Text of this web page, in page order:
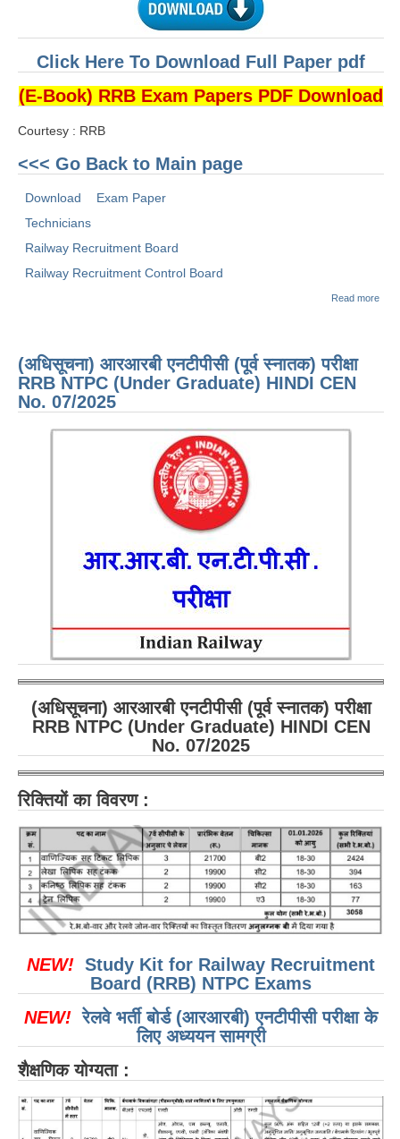
ALP Model Questions
ALP Notification
Psychological Tests
RRB NTPC
RRB NTPC PDF Notes
RRB NTPC PAPERS
RRB NTPC (CBT-1) Exam
RRB NTPC Eligibility
RRB NTPC Medical Standards
RRB NTPC रेल्वे भर्ती बोर्ड
RRB Junior Engineer Papers
Group-D Exam Paper
रेलवे ग्रुप -डी परीक्षा
PAPERS
RRB NTPC (Tier-1) Papers
RRB NTPC (Tier-2) Papers
RRB NTPC (Tier-1) परीक्षा पेपर
RRB ALP Exam Papers
ALP Psychological Tests
Mock Test for Junior Engineers
RRB Online Exams Sample Test
GK Papers
PARAMEDICAL
PARAMEDICAL PDF Study Notes
PARAMEDICAL Syllabus
Click Here To Download Full Paper pdf
(E-Book) RRB Exam Papers PDF Download
Courtesy : RRB
<<< Go Back to Main page
Download
Exam Paper
Technicians
Railway Recruitment Board
Railway Recruitment Control Board
Read more
(अधिसूचना) आरआरबी एनटीपीसी (पूर्व स्नातक) परीक्षा
RRB NTPC (Under Graduate) HINDI CEN
No. 07/2025
(अधिसूचना) आरआरबी एनटीपीसी (पूर्व स्नातक) परीक्षा
RRB NTPC (Under Graduate) HINDI CEN
No. 07/2025
रिक्तियों का विवरण :
NEW! Study Kit for Railway Recruitment
Board (RRB) NTPC Exams
NEW! रेलवे भर्ती बोर्ड (आरआरबी) एनटीपीसी परीक्षा के
लिए अध्ययन सामग्री
शैक्षणिक योग्यता :